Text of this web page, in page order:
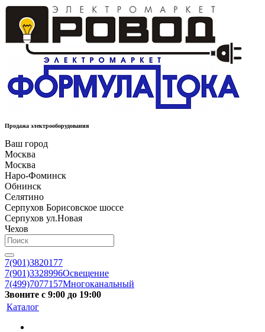
Продажа электрооборудования
Ваш город
Москва
Москва
Наро-Фоминск
Обнинск
Селятино
Серпухов Борисовское шоссе
Серпухов ул.Новая
Чехов
7(901)3820177
7(901)3328996Освещение
7(499)7077157Многоканальный
Звоните с 9:00 до 19:00
Каталог